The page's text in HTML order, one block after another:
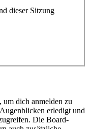
dieser Sitzung
um dich anmelden zu
erledigt und
Die Board-